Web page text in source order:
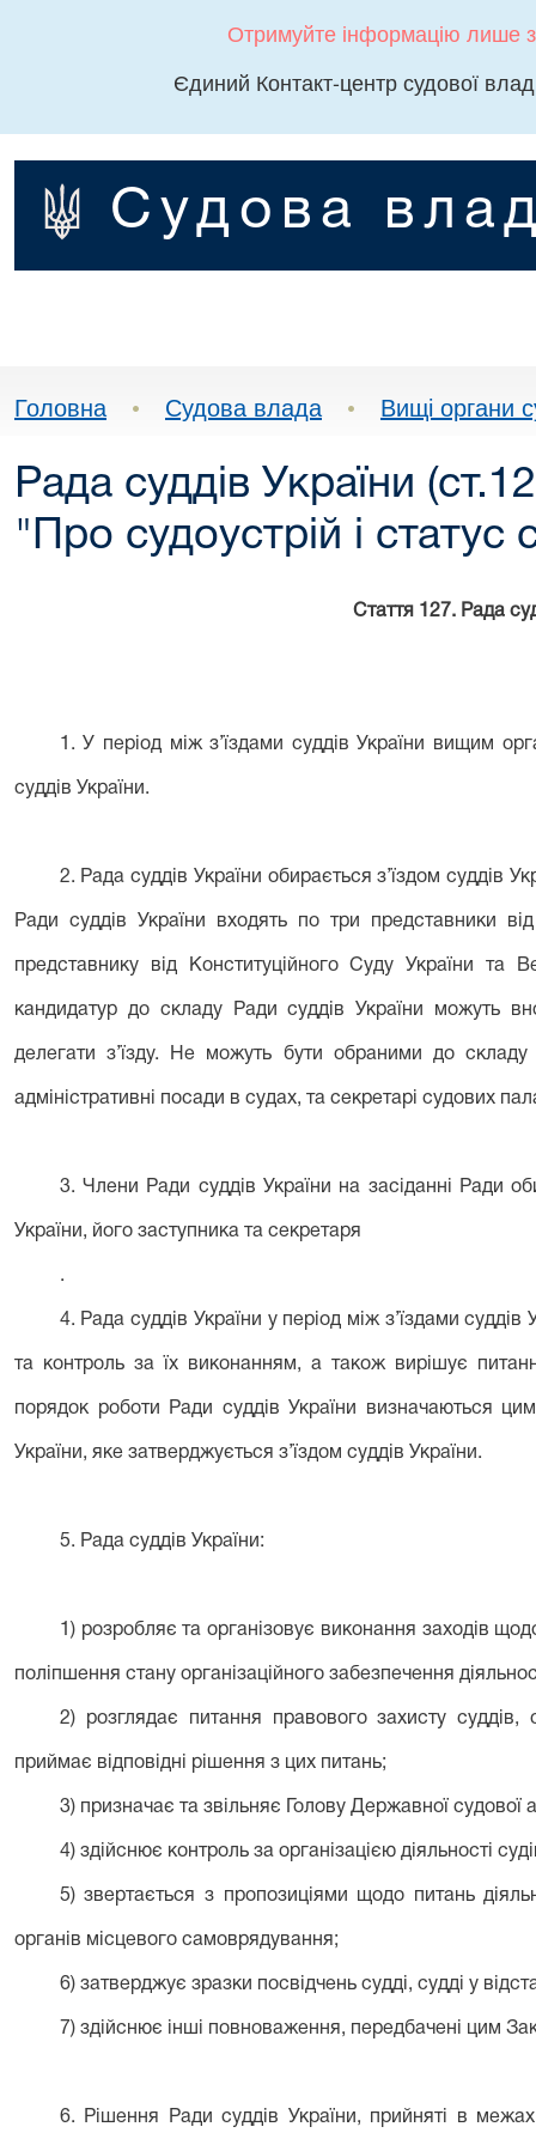
Отримуйте інформацію лише
Єдиний Контакт-центр судової
Судова
Головна • Судова влада • Вищі органи
Рада суддів України
"Про судоустрій і статус
Стаття 127. Рада
1. У період між з’їздами суддів України вищим
суддів України.
2. Рада суддів України обирається з’їздом суддів
Ради суддів України входять по три представники
представнику від Конституційного Суду України та
кандидатур до складу Ради суддів України можуть
делегати з’їзду. Не можуть бути обраними до складу
адміністративні посади в судах, та секретарі судових
3. Члени Ради суддів України на засіданні Ради
України, його заступника та секретаря
.
4. Рада суддів України у період між з’їздами суддів
та контроль за їх виконанням, а також вирішує
порядок роботи Ради суддів України визначаються
України, яке затверджується з’їздом суддів України.
5. Рада суддів України:
1) розробляє та організовує виконання заходів
поліпшення стану організаційного забезпечення
2) розглядає питання правового захисту суддів,
приймає відповідні рішення з цих питань;
3) призначає та звільняє Голову Державної судової
4) здійснює контроль за організацією діяльності
5) звертається з пропозиціями щодо питань
органів місцевого самоврядування;
6) затверджує зразки посвідчень судді, судді у
7) здійснює інші повноваження, передбачені цим
6. Рішення Ради суддів України, прийняті в